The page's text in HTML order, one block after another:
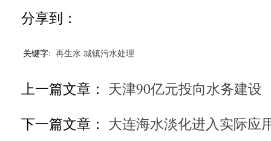
分享到：
关键字: 再生水 城镇污水处理
上一篇文章： 天津90亿元投向水务建设
下一篇文章： 大连海水淡化进入实际应